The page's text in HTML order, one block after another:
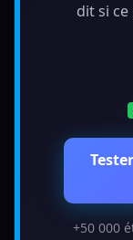
dit si
+50 000